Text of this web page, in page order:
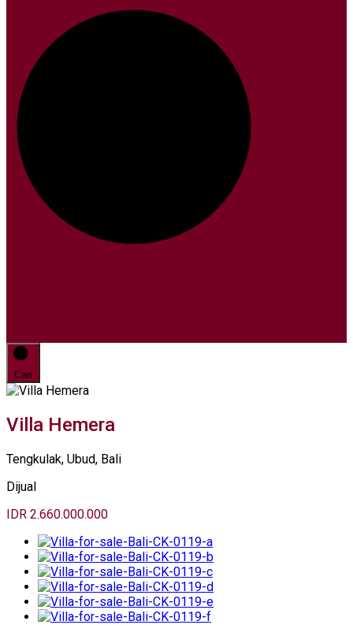
Cari
Villa Hemera
Tengkulak, Ubud, Bali
Dijual
IDR 2.660.000.000